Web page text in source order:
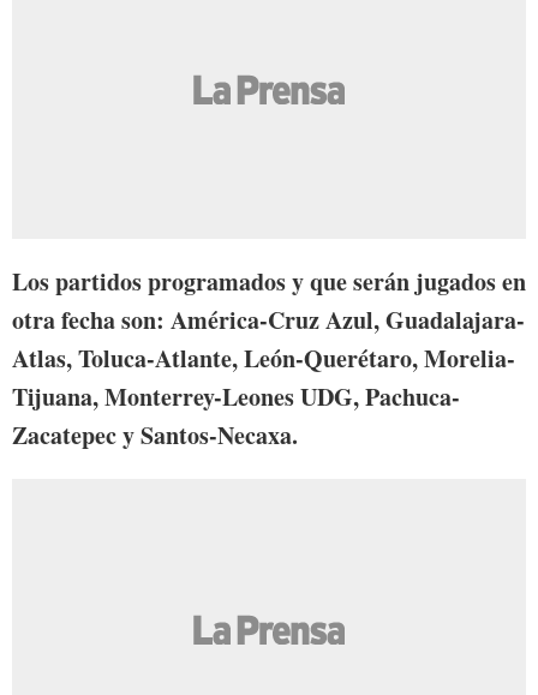
Los partidos programados y que serán jugados en
otra fecha son: América-Cruz Azul, Guadalajara-
Atlas, Toluca-Atlante, León-Querétaro, Morelia-
Tijuana, Monterrey-Leones UDG, Pachuca-
Zacatepec y Santos-Necaxa.